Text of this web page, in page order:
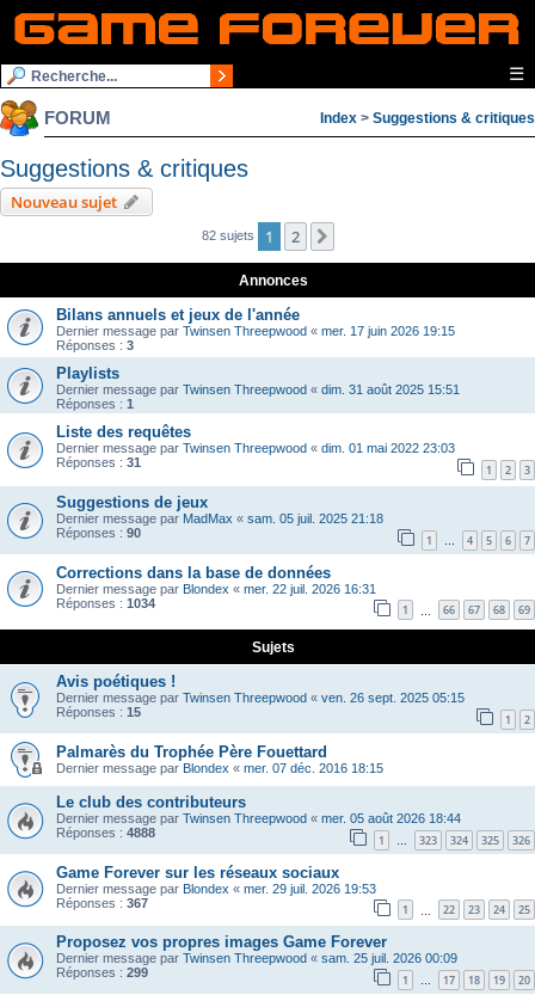
☰
FORUM Index > Suggestions & critiques
Suggestions & critiques
Nouveau sujet
82 sujets 1 2
Annonces
Bilans annuels et jeux de l'année
Dernier message par Twinsen Threepwood « mer. 17 juin 2026 19:15
Réponses : 3
Playlists
Dernier message par Twinsen Threepwood « dim. 31 août 2025 15:51
Réponses : 1
Liste des requêtes
Dernier message par Twinsen Threepwood « dim. 01 mai 2022 23:03
Réponses : 31 1 2 3
Suggestions de jeux
Dernier message par MadMax « sam. 05 juil. 2025 21:18
Réponses : 90 1 … 4 5 6 7
Corrections dans la base de données
Dernier message par Blondex « mer. 22 juil. 2026 16:31
Réponses : 1034 1 66 67 68 69
Sujets
Avis poétiques !
Dernier message par Twinsen Threepwood « ven. 26 sept. 2025 05:15
Réponses : 15 1 2
Palmarès du Trophée Père Fouettard
Dernier message par Blondex « mer. 07 déc. 2016 18:15
Le club des contributeurs
Dernier message par Twinsen Threepwood « mer. 05 août 2026 18:44
Réponses : 4888 1 … 323 324 325 326
Game Forever sur les réseaux sociaux
Dernier message par Blondex « mer. 29 juil. 2026 19:53
Réponses : 367 1 22 23 24 25
Proposez vos propres images Game Forever
Dernier message par Twinsen Threepwood « sam. 25 juil. 2026 00:09
Réponses : 299 1 … 17 18 19 20